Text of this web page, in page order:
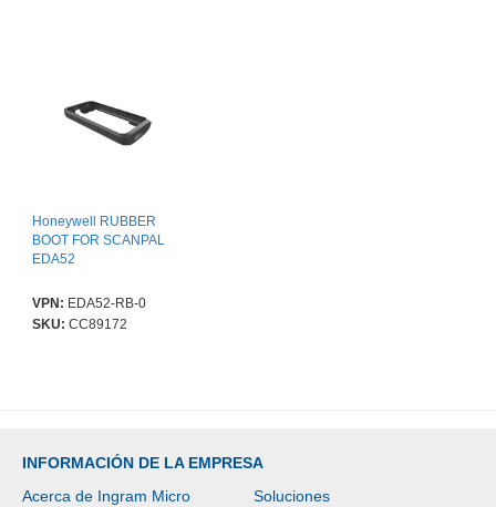
Honeywell RUBBER
BOOT FOR SCANPAL
EDA52
VPN: EDA52-RB-0
SKU: CC89172
INFORMACIÓN DE LA EMPRESA
Acerca de Ingram Micro
Soluciones